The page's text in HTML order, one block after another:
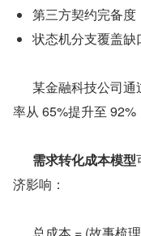
第三方契约完备
状态机分支覆盖
率从 65%提升至 92%
需求转化成本模型
济影响：